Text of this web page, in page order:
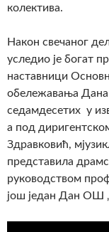
колектива.
Након свечаног
уследио је богат
наставници
обележавања Дана
седамдесетих у
а под
Здравковић,
представила
руководством
још један Дан ОШ